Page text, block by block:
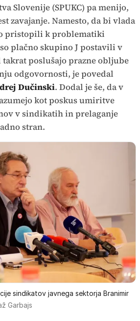
Slovenije (SPUKC) pa menijo,
zavajanje. Namesto, da bi vlada
pristopili k problematiki
plačno skupino J postavili v
poslušajo prazne obljube
odgovornosti, je povedal
Dučinski. Dodal je še, da v
kot poskus umiritve
v sindikatih in prelaganje
stran.
sindikatov javnega sektorja Branimir
Garbajs